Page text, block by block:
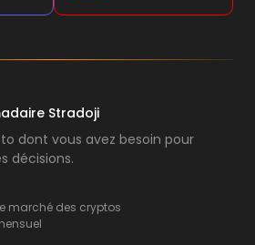
Stradoji
dont vous avez besoin pour
décisions.
marché des cryptos